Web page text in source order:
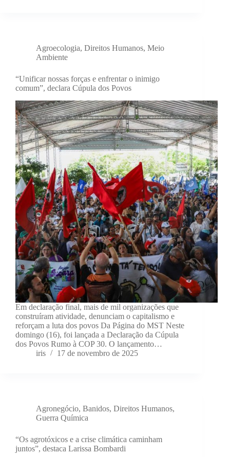
Agroecologia, Direitos Humanos, Meio
Ambiente
“Unificar nossas forças e enfrentar o inimigo
comum”, declara Cúpula dos Povos
Em declaração final, mais de mil organizações que
construíram atividade, denunciam o capitalismo e
reforçam a luta dos povos Da Página do MST Neste
domingo (16), foi lançada a Declaração da Cúpula
dos Povos Rumo à COP 30. O lançamento…
iris
17 de novembro de 2025
Agronegócio, Banidos, Direitos Humanos,
Guerra Química
“Os agrotóxicos e a crise climática caminham
juntos”, destaca Larissa Bombardi